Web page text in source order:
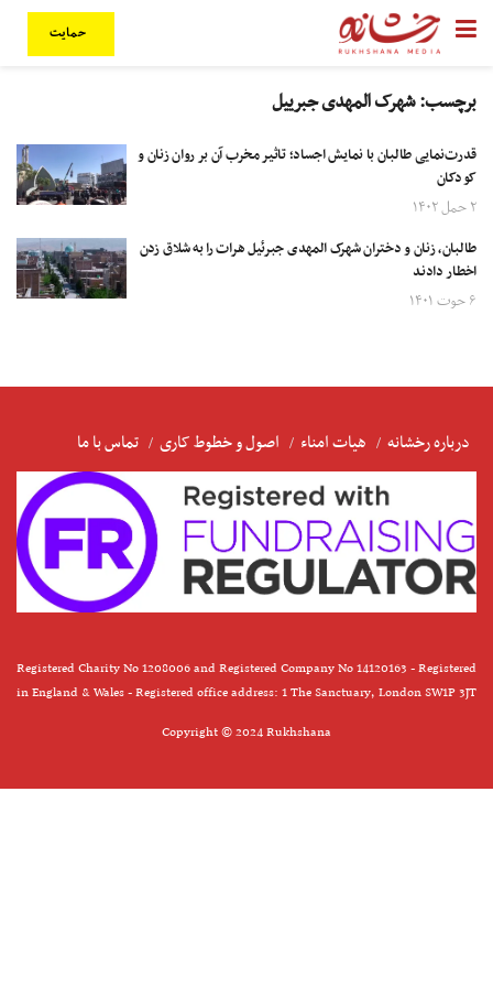
حمایت
برچسب:شهرک المهدی جبرییل
قدرت‌نمایی طالبان با نمایش اجساد؛ تاثیر مخرب آن بر روان زنان و
کودکان
۲ حمل ۱۴۰۲
طالبان، زنان و دختران شهرک المهدی جبرئیل هرات را به شلاق زدن
اخطار دادند
۶ حوت ۱۴۰۱
درباره رخشانه هیات امناء اصول و خطوط کاری تماس با ما
Registered Charity No 1208006 and Registered Company No 14120163 - Registered
in England & Wales - Registered office address: 1 The Sanctuary, London SW1P 3JT
Copyright © 2024 Rukhshana